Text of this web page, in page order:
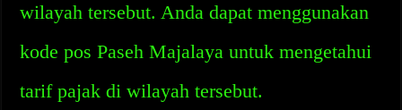
wilayah tersebut. Anda dapat menggunakan
kode pos Paseh Majalaya untuk mengetahui
tarif pajak di wilayah tersebut.